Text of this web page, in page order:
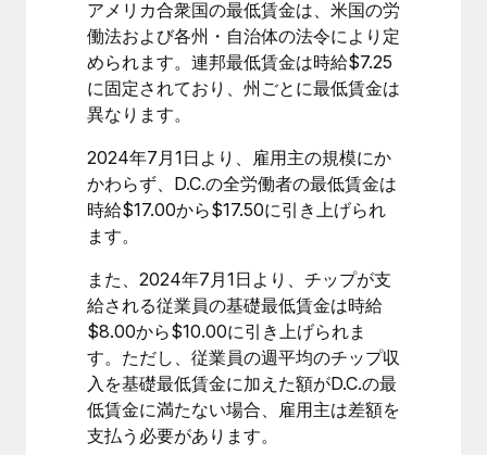
スしました。...
詳細を見る
給与詐欺：種類、事例、ビジネスを守る方法
給与, 賃金は詐欺の特に魅力的な標的です。多額の資金がシステ
ム間で頻繁に移動しているためです。このため、自社のビジネス
を保護することは極めて重要です。...
詳細を見る
アメリカ合衆国の最低賃金は、米国の労
働法および各州・自治体の法令により定
められます。連邦最低賃金は時給$7.25
に固定されており、州ごとに最低賃金は
異なります。
2024年7月1日より、雇用主の規模にか
かわらず、D.C.の全労働者の最低賃金は
時給$17.00から$17.50に引き上げられ
ます。
また、2024年7月1日より、チップが支
給される従業員の基礎最低賃金は時給
$8.00から$10.00に引き上げられま
す。ただし、従業員の週平均のチップ収
入を基礎最低賃金に加えた額がD.C.の最
低賃金に満たない場合、雇用主は差額を
支払う必要があります。